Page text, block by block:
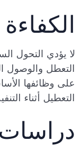
التعطل والوصول
على وظائفها
التعطيل أثناء
دراسات